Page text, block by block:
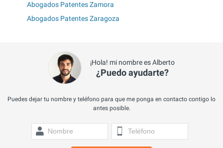
Abogados Patentes Zamora
Abogados Patentes Zaragoza
¡Hola! mi nombre es Alberto
¿Puedo ayudarte?
Puedes dejar tu nombre y teléfono para que me ponga en contacto contigo lo
antes posible.